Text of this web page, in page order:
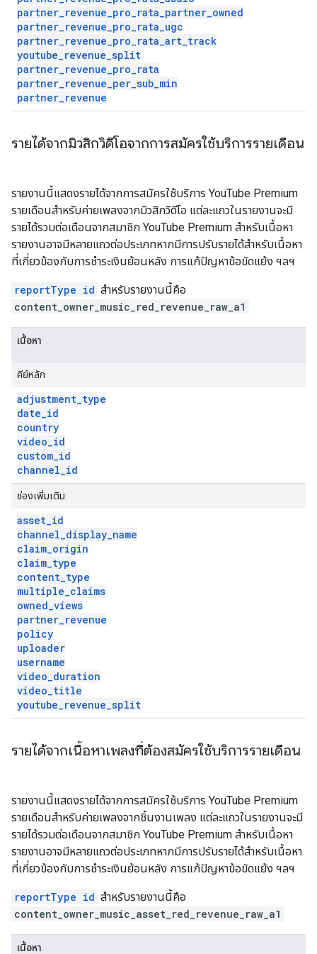
partner_revenue_pro_rata_partner_owned
partner_revenue_pro_rata_ugc
partner_revenue_pro_rata_art_track
youtube_revenue_split
partner_revenue_pro_rata
partner_revenue_per_sub_min
partner_revenue
รายได้จากมิวสิกวิดีโอจากการสมัครใช้บริการรายเดือน
รายงานนี้แสดงรายได้จากการสมัครใช้บริการ YouTube Premium
รายเดือนสำหรับค่ายเพลงจากมิวสิกวิดีโอ แต่ละแถวในรายงานจะมี
รายได้รวมต่อเดือนจากสมาชิก YouTube Premium สำหรับเนื้อหา
รายงานอาจมีหลายแถวต่อประเภทหากมีการปรับรายได้สำหรับเนื้อหา
ที่เกี่ยวข้องกับการชำระเงินย้อนหลัง การแก้ปัญหาข้อขัดแย้ง ฯลฯ
reportType id สำหรับรายงานนี้คือ
content_owner_music_red_revenue_raw_a1
เนื้อหา
คีย์หลัก
adjustment_type
date_id
country
video_id
custom_id
channel_id
ช่องเพิ่มเติม
asset_id
channel_display_name
claim_origin
claim_type
content_type
multiple_claims
owned_views
partner_revenue
policy
uploader
username
video_duration
video_title
youtube_revenue_split
รายได้จากเนื้อหาเพลงที่ต้องสมัครใช้บริการรายเดือน
รายงานนี้แสดงรายได้จากการสมัครใช้บริการ YouTube Premium
รายเดือนสำหรับค่ายเพลงจากชิ้นงานเพลง แต่ละแถวในรายงานจะมี
รายได้รวมต่อเดือนจากสมาชิก YouTube Premium สำหรับเนื้อหา
รายงานอาจมีหลายแถวต่อประเภทหากมีการปรับรายได้สำหรับเนื้อหา
ที่เกี่ยวข้องกับการชำระเงินย้อนหลัง การแก้ปัญหาข้อขัดแย้ง ฯลฯ
reportType id สำหรับรายงานนี้คือ
content_owner_music_asset_red_revenue_raw_a1
เนื้อหา